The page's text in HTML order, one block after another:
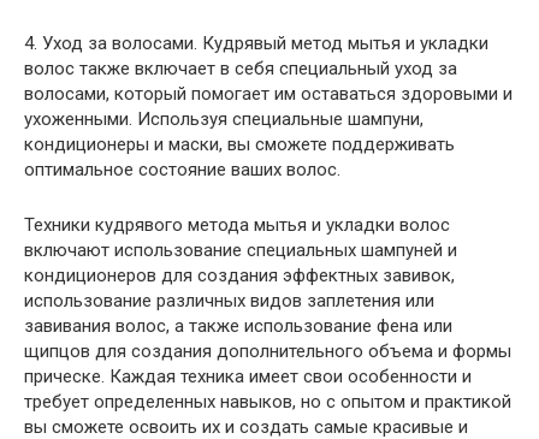
4. Уход за волосами. Кудрявый метод мытья и укладки
волос также включает в себя специальный уход за
волосами, который помогает им оставаться здоровыми и
ухоженными. Используя специальные шампуни,
кондиционеры и маски, вы сможете поддерживать
оптимальное состояние ваших волос.
Техники кудрявого метода мытья и укладки волос
включают использование специальных шампуней и
кондиционеров для создания эффектных завивок,
использование различных видов заплетения или
завивания волос, а также использование фена или
щипцов для создания дополнительного объема и формы
прическе. Каждая техника имеет свои особенности и
требует определенных навыков, но с опытом и практикой
вы сможете освоить их и создать самые красивые и